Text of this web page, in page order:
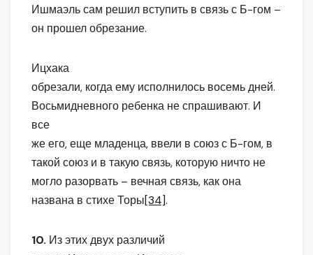
Ишмаэль сам решил вступить в связь с Б-гом –
он прошел обрезание.
Ицхака
обрезали, когда ему исполнилось восемь дней.
Восьмидневного ребенка не спрашивают. И
все
же его, еще младенца, ввели в союз с Б-гом, в
такой союз и в такую связь, которую ничто не
могло разорвать – вечная связь, как она
названа в стихе Торы[34].
10. Из этих двух различий